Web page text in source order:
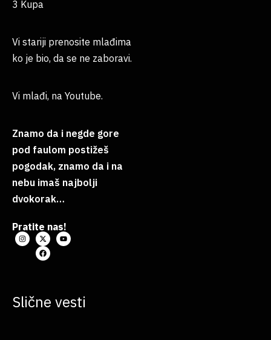
3 Kupa
Vi stariji prenosite mlađima
ko je bio, da se ne zaboravi.
Vi mlađi, na Youtube.
Znamo da i negde gore
pod faulom postižeš
pogodak, znamo da i na
nebu imaš najbolji
dvokorak…
Pratite nas!
Slične vesti